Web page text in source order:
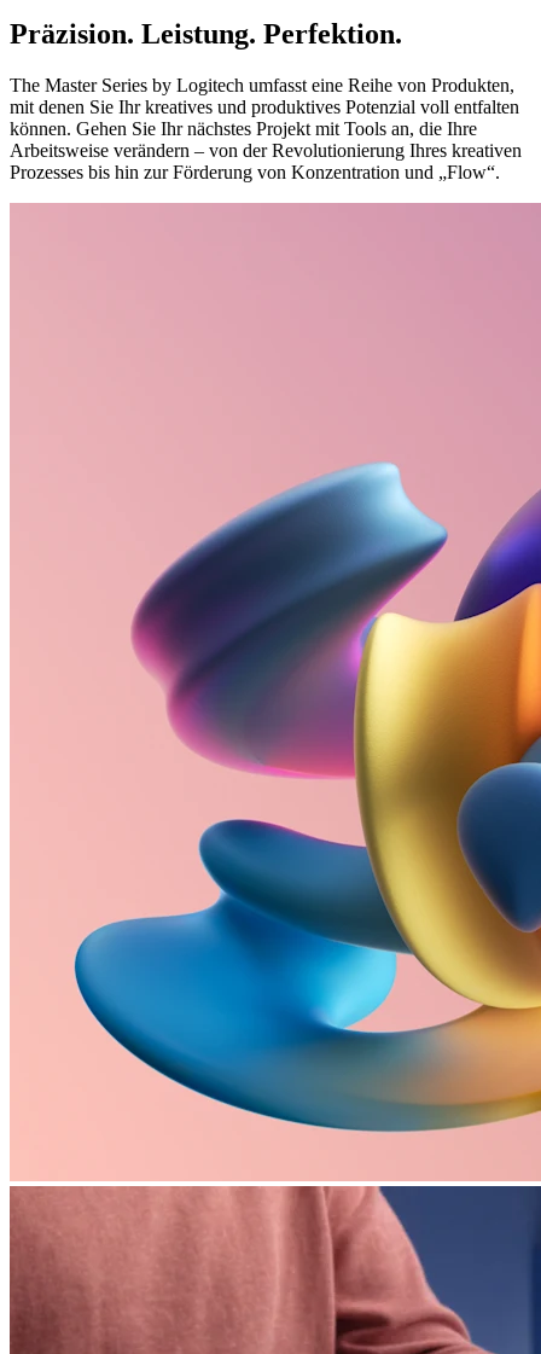
Präzision. Leistung. Perfektion.
The Master Series by Logitech umfasst eine Reihe von Produkten,
mit denen Sie Ihr kreatives und produktives Potenzial voll entfalten
können. Gehen Sie Ihr nächstes Projekt mit Tools an, die Ihre
Arbeitsweise verändern – von der Revolutionierung Ihres kreativen
Prozesses bis hin zur Förderung von Konzentration und „Flow“.